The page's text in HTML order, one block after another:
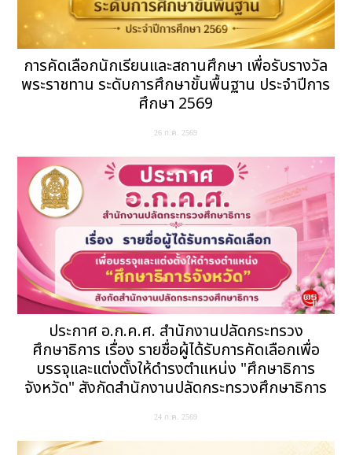
การคัดเลือกนักเรียนและสถานศึกษา เพื่อรับรางวัล
พระราชทาน ระดับการศึกษาขั้นพื้นฐาน ประจำปีการ
ศึกษา 2569
26 ก.ค. 2569
ประกาศ อ.ก.ค.ศ. สำนักงานปลัดกระทรวง
ศึกษาธิการ เรื่อง รายชื่อผู้ได้รับการคัดเลือกเพื่อ
บรรจุและแต่งตั้งให้ดำรงตำแหน่ง "ศึกษาธิการ
จังหวัด" สังกัดสำนักงานปลัดกระทรวงศึกษาธิการ
24 ก.ค. 2569